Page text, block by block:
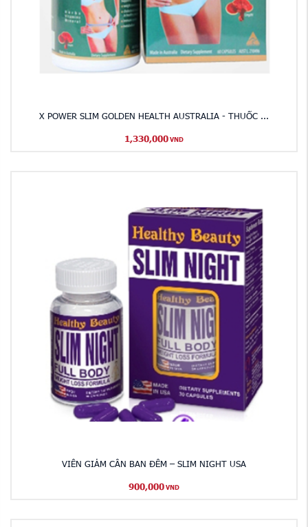
X POWER SLIM GOLDEN HEALTH AUSTRALIA - THUỐC ...
1,330,000 VND
VIÊN GIẢM CÂN BAN ĐÊM – SLIM NIGHT USA
900,000 VND